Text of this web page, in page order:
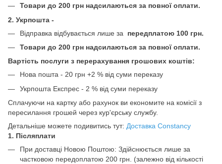
Товари до 200 грн надсилаються за повної оплати.
2. Укрпошта -
Відправка відбувається лише за передплатою 100 грн.
Товари до 200 грн надсилаються за повної оплати.
Вартість послуги з перерахування грошових коштів:
Нова пошта - 20 грн +2 % від суми переказу
Укрпошта Експрес - 2 % від суми переказу
Сплачуючи на картку або рахунок ви економите на комісії з
пересилання грошей через кур'єрську службу.
Детальніше можете подивитись тут: Доставка Constancy
1. Післяплати
При доставці Новою Поштою: Здійснюється лише за
частковою передоплатою 200 грн. (залежно від кількості